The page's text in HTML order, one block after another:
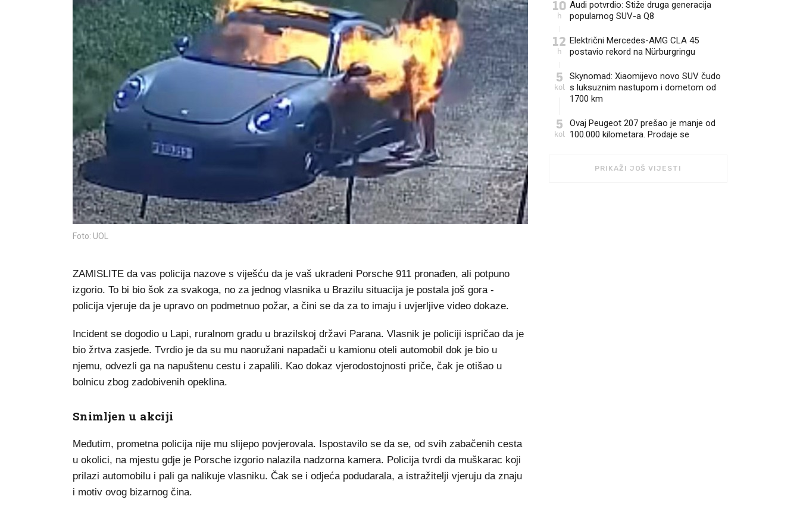
Foto: UOL
ZAMISLITE da vas policija nazove s viješću da je vaš ukradeni Porsche 911 pronađen, ali potpuno
izgorio. To bi bio šok za svakoga, no za jednog vlasnika u Brazilu situacija je postala još gora -
policija vjeruje da je upravo on podmetnuo požar, a čini se da za to imaju i uvjerljive video dokaze.
Incident se dogodio u Lapi, ruralnom gradu u brazilskoj državi Parana. Vlasnik je policiji ispričao da je
bio žrtva zasjede. Tvrdio je da su mu naoružani napadači u kamionu oteli automobil dok je bio u
njemu, odvezli ga na napuštenu cestu i zapalili. Kao dokaz vjerodostojnosti priče, čak je otišao u
bolnicu zbog zadobivenih opeklina.
Snimljen u akciji
Međutim, prometna policija nije mu slijepo povjerovala. Ispostavilo se da se, od svih zabačenih cesta
u okolici, na mjestu gdje je Porsche izgorio nalazila nadzorna kamera. Policija tvrdi da muškarac koji
prilazi automobilu i pali ga nalikuje vlasniku. Čak se i odjeća podudarala, a istražitelji vjeruju da znaju
i motiv ovog bizarnog čina.
10
h
Audi potvrdio: Stiže druga generacija
popularnog SUV-a Q8
12
h
Električni Mercedes-AMG CLA 45
postavio rekord na Nürburgringu
5
kol
Skynomad: Xiaomijevo novo SUV čudo
s luksuznim nastupom i dometom od
1700 km
5
kol
Ovaj Peugeot 207 prešao je manje od
100.000 kilometara. Prodaje se
PRIKAŽI JOŠ VIJESTI